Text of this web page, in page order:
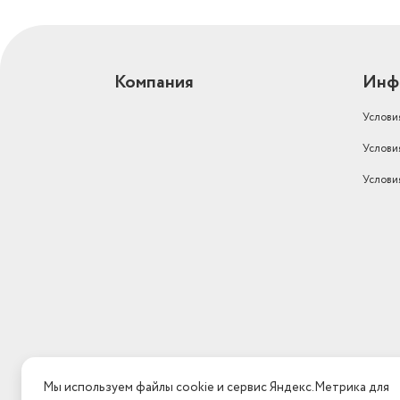
Компания
Мы используем файлы cookie и сервис Яндекс.Метрика для